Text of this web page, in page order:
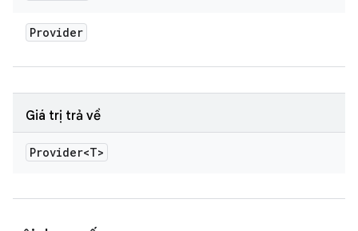
Provider
Giá trị trả về
Provider<T>